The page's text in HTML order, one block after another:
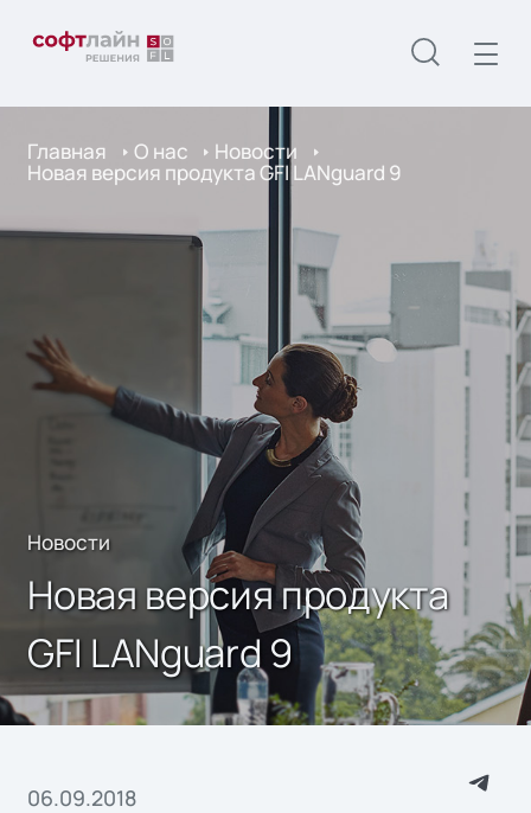
Главная О нас Новости
Новая версия продукта GFI LANguard 9
Новости
Новая версия продукта
GFI LANguard 9
06.09.2018